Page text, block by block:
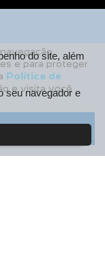
e para proteger
Política de
e visita você
Recusar
do site, além
seu navegador e